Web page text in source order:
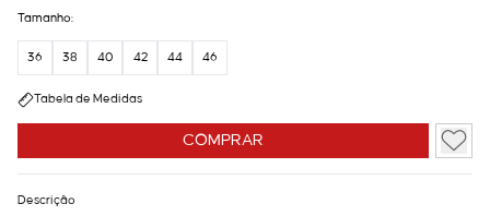
COMPRAR
Tamanho:
36 38 40 42 44 46
Tabela de Medidas
Descrição